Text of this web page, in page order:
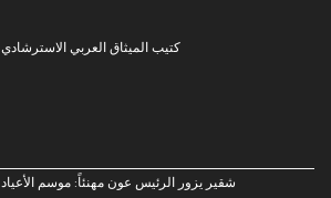
كتيب الميثاق العربي الاسترشادي
شقير يزور الرئيس عون مهنئاً: موسم الأعياد